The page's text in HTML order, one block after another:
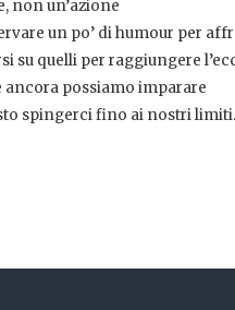
non un’azione
un po’ di humour per
su quelli per raggiungere
possiamo imparare
spingerci fino ai nostri limiti.